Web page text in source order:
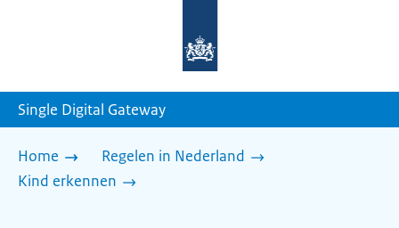
homepage
Single Digital Gateway
Home
Regelen in Nederland
Kind erkennen